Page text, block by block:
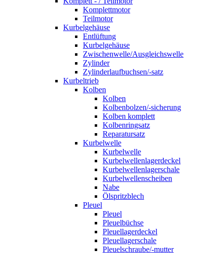
Komplettmotor
Teilmotor
Kurbelgehäuse
Entlüftung
Kurbelgehäuse
Zwischenwelle/Ausgleichswelle
Zylinder
Zylinderlaufbuchsen/-satz
Kurbeltrieb
Kolben
Kolben
Kolbenbolzen/-sicherung
Kolben komplett
Kolbenringsatz
Reparatursatz
Kurbelwelle
Kurbelwelle
Kurbelwellenlagerdeckel
Kurbelwellenlagerschale
Kurbelwellenscheiben
Nabe
Ölspritzblech
Pleuel
Pleuel
Pleuelbüchse
Pleuellagerdeckel
Pleuellagerschale
Pleuelschraube/-mutter